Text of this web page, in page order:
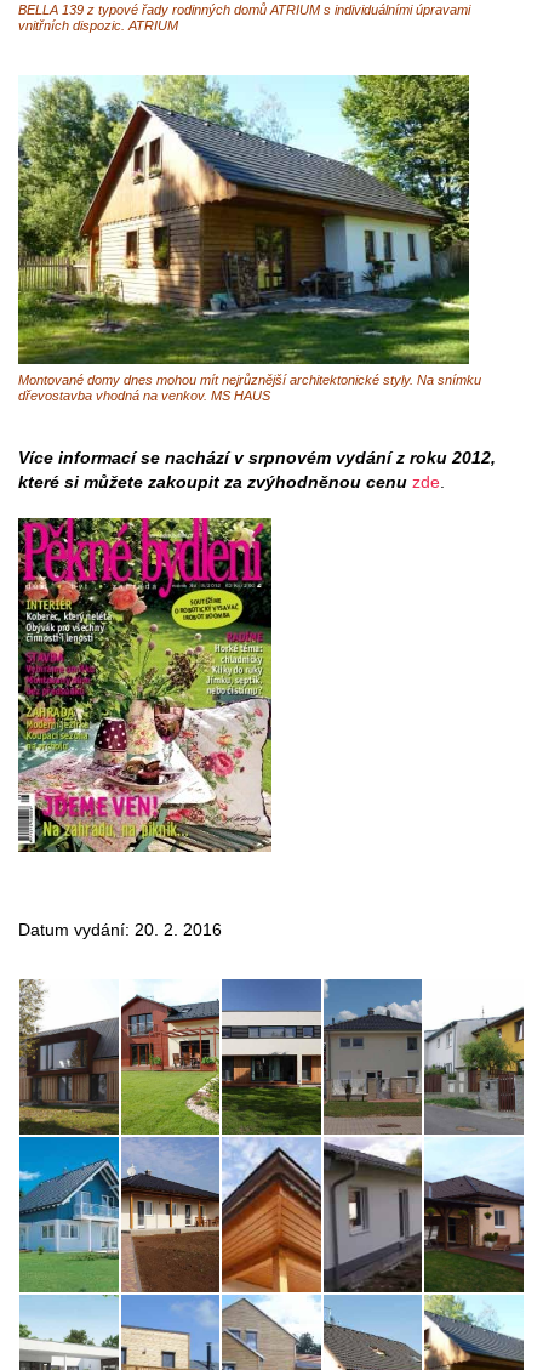
BELLA 139 z typové řady rodinných domů ATRIUM s individuálními úpravami
vnitřních dispozic. ATRIUM
Montované domy dnes mohou mít nejrůznější architektonické styly. Na snímku
dřevostavba vhodná na venkov. MS HAUS
Více informací se nachází v srpnovém vydání z roku 2012,
které si můžete zakoupit za zvýhodněnou cenu zde
Datum vydání: 20. 2. 2016